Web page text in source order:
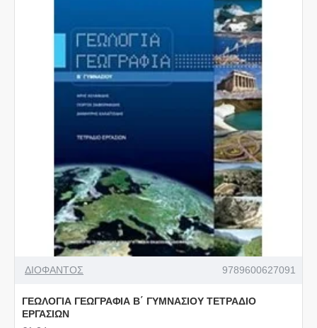
ΔΙΟΦΑΝΤΟΣ 9789600627091
ΓΕΩΛΟΓΙΑ ΓΕΩΓΡΑΦΙΑ Β΄ ΓΥΜΝΑΣΙΟΥ ΤΕΤΡΑΔΙΟ
ΕΡΓΑΣΙΩΝ